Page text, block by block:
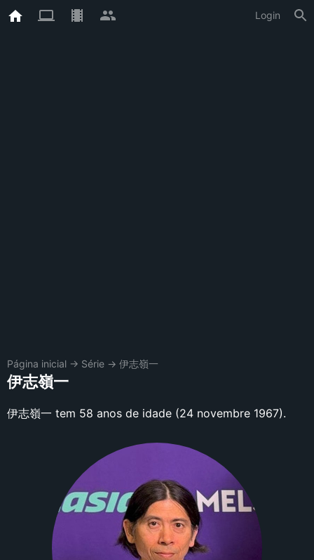
Login
Página inicial → Série → 伊志嶺一
伊志嶺一
伊志嶺一 tem 58 anos de idade (24 novembre 1967).